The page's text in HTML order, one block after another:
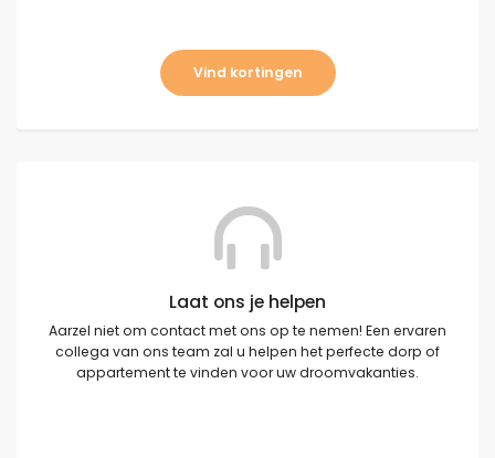
Vind kortingen
Laat ons je helpen
Aarzel niet om contact met ons op te nemen! Een ervaren
collega van ons team zal u helpen het perfecte dorp of
appartement te vinden voor uw droomvakanties.